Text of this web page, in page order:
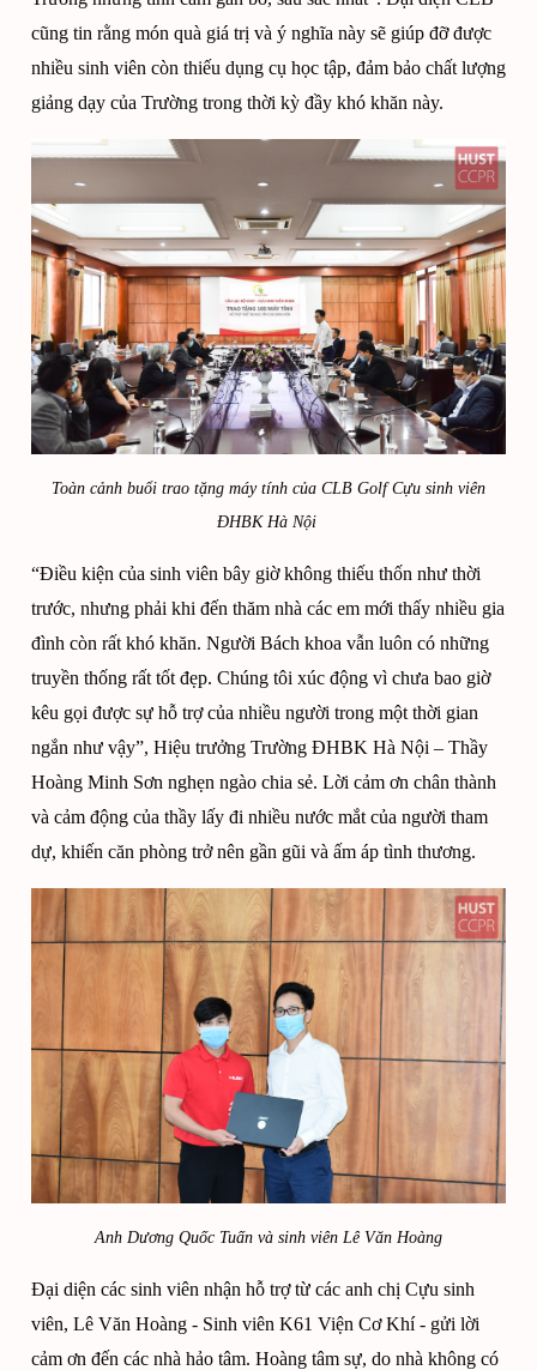
cũng tin rằng món quà giá trị và ý nghĩa này sẽ giúp đỡ được
nhiều sinh viên còn thiếu dụng cụ học tập, đảm bảo chất lượng
giảng dạy của Trường trong thời kỳ đầy khó khăn này.
Toàn cảnh buổi trao tặng máy tính của CLB Golf Cựu sinh viên
ĐHBK Hà Nội
“Điều kiện của sinh viên bây giờ không thiếu thốn như thời
trước, nhưng phải khi đến thăm nhà các em mới thấy nhiều gia
đình còn rất khó khăn. Người Bách khoa vẫn luôn có những
truyền thống rất tốt đẹp. Chúng tôi xúc động vì chưa bao giờ
kêu gọi được sự hỗ trợ của nhiều người trong một thời gian
ngắn như vậy”, Hiệu trưởng Trường ĐHBK Hà Nội – Thầy
Hoàng Minh Sơn nghẹn ngào chia sẻ. Lời cảm ơn chân thành
và cảm động của thầy lấy đi nhiều nước mắt của người tham
dự, khiến căn phòng trở nên gần gũi và ấm áp tình thương.
Anh Dương Quốc Tuấn và sinh viên Lê Văn Hoàng
Đại diện các sinh viên nhận hỗ trợ từ các anh chị Cựu sinh
viên, Lê Văn Hoàng - Sinh viên K61 Viện Cơ Khí - gửi lời
cảm ơn đến các nhà hảo tâm. Hoàng tâm sự, do nhà không có